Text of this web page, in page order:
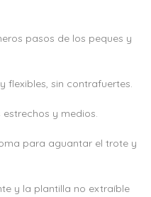
pasos de los peques y
flexibles, sin contrafuertes.
y medios.
para aguantar el trote y
y la plantilla no extraíble